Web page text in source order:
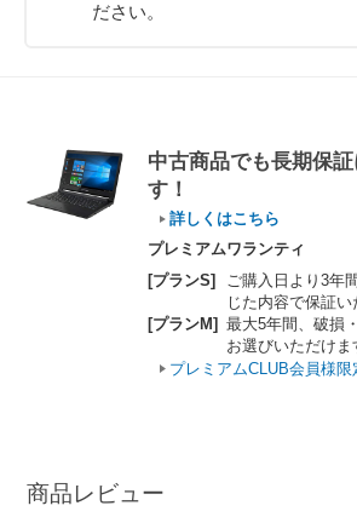
ださい。
中古商品でも長期保
す！
詳しくはこちら
プレミアムワランティ
[プランS]
ご購入日より3年
じた内容で保証い
[プランM] 最大5年間、破損
お選びいただけま
プレミアムCLUB会員様限
商品レビュー